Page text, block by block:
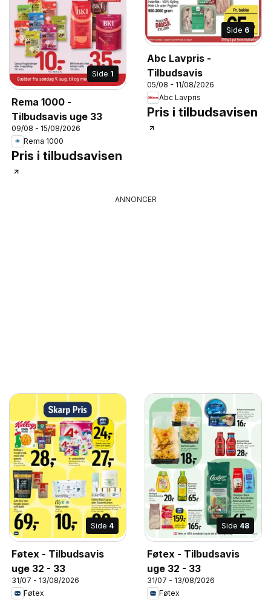
Side 1
Rema 1000 -
Tilbudsavis uge 33
09/08 - 15/08/2026
Rema 1000
Pris i tilbudsavisen
Side 6
Abc Lavpris -
Tilbudsavis
05/08 - 11/08/2026
Abc Lavpris
Pris i tilbudsavisen
ANNONCER
Side 4
Føtex - Tilbudsavis
uge 32 - 33
31/07 - 13/08/2026
Føtex
Side 48
Føtex - Tilbudsavis
uge 32 - 33
31/07 - 13/08/2026
Føtex